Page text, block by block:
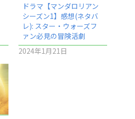
ドラマ【マンダロリアン
シーズン1】感想(ネタバ
レ): スター・ウォーズフ
ァン必見の冒険活劇
2024年1月21日